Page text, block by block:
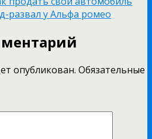
развал у Альфа ромео
опубликован. Обязательные